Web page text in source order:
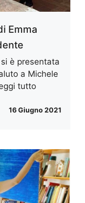
Emma
è presentata
a Michele
tutto
16 Giugno 2021